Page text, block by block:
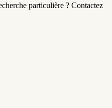
particulière ? Contactez